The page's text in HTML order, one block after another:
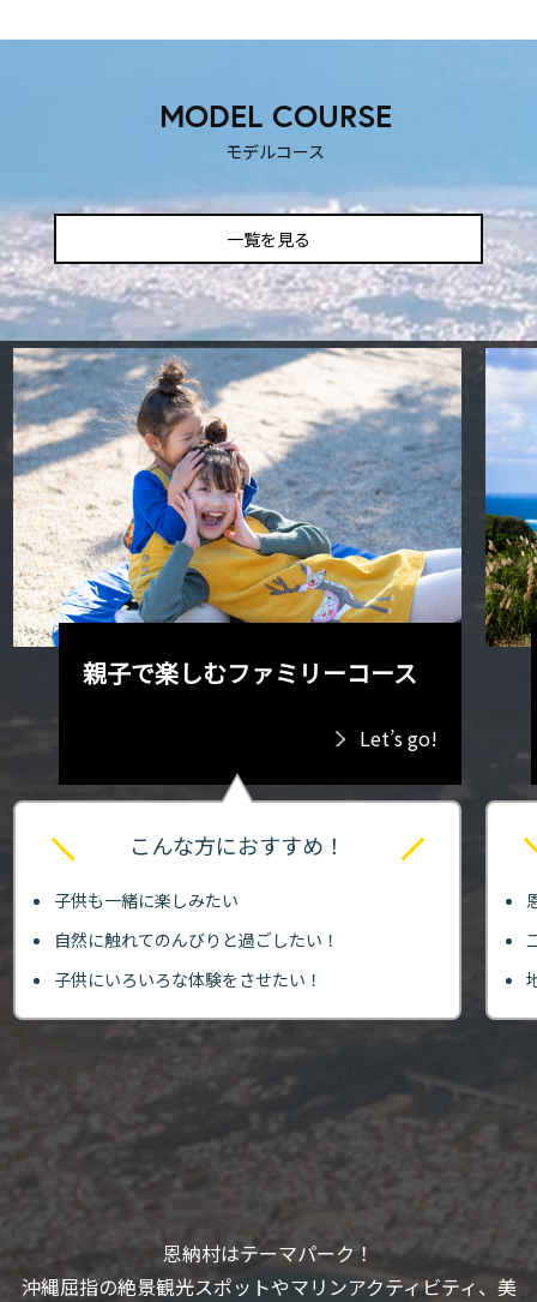
MODEL COURSE
モデルコース
恩納村はテーマパーク！
沖縄屈指の絶景観光スポットやマリンアクティビティ、美
一覧を見る
親子で楽しむファミリーコース
Let’s go!
こんな方におすすめ！
子供も一緒に楽しみたい
自然に触れてのんびりと過ごしたい！
子供にいろいろな体験をさせたい！